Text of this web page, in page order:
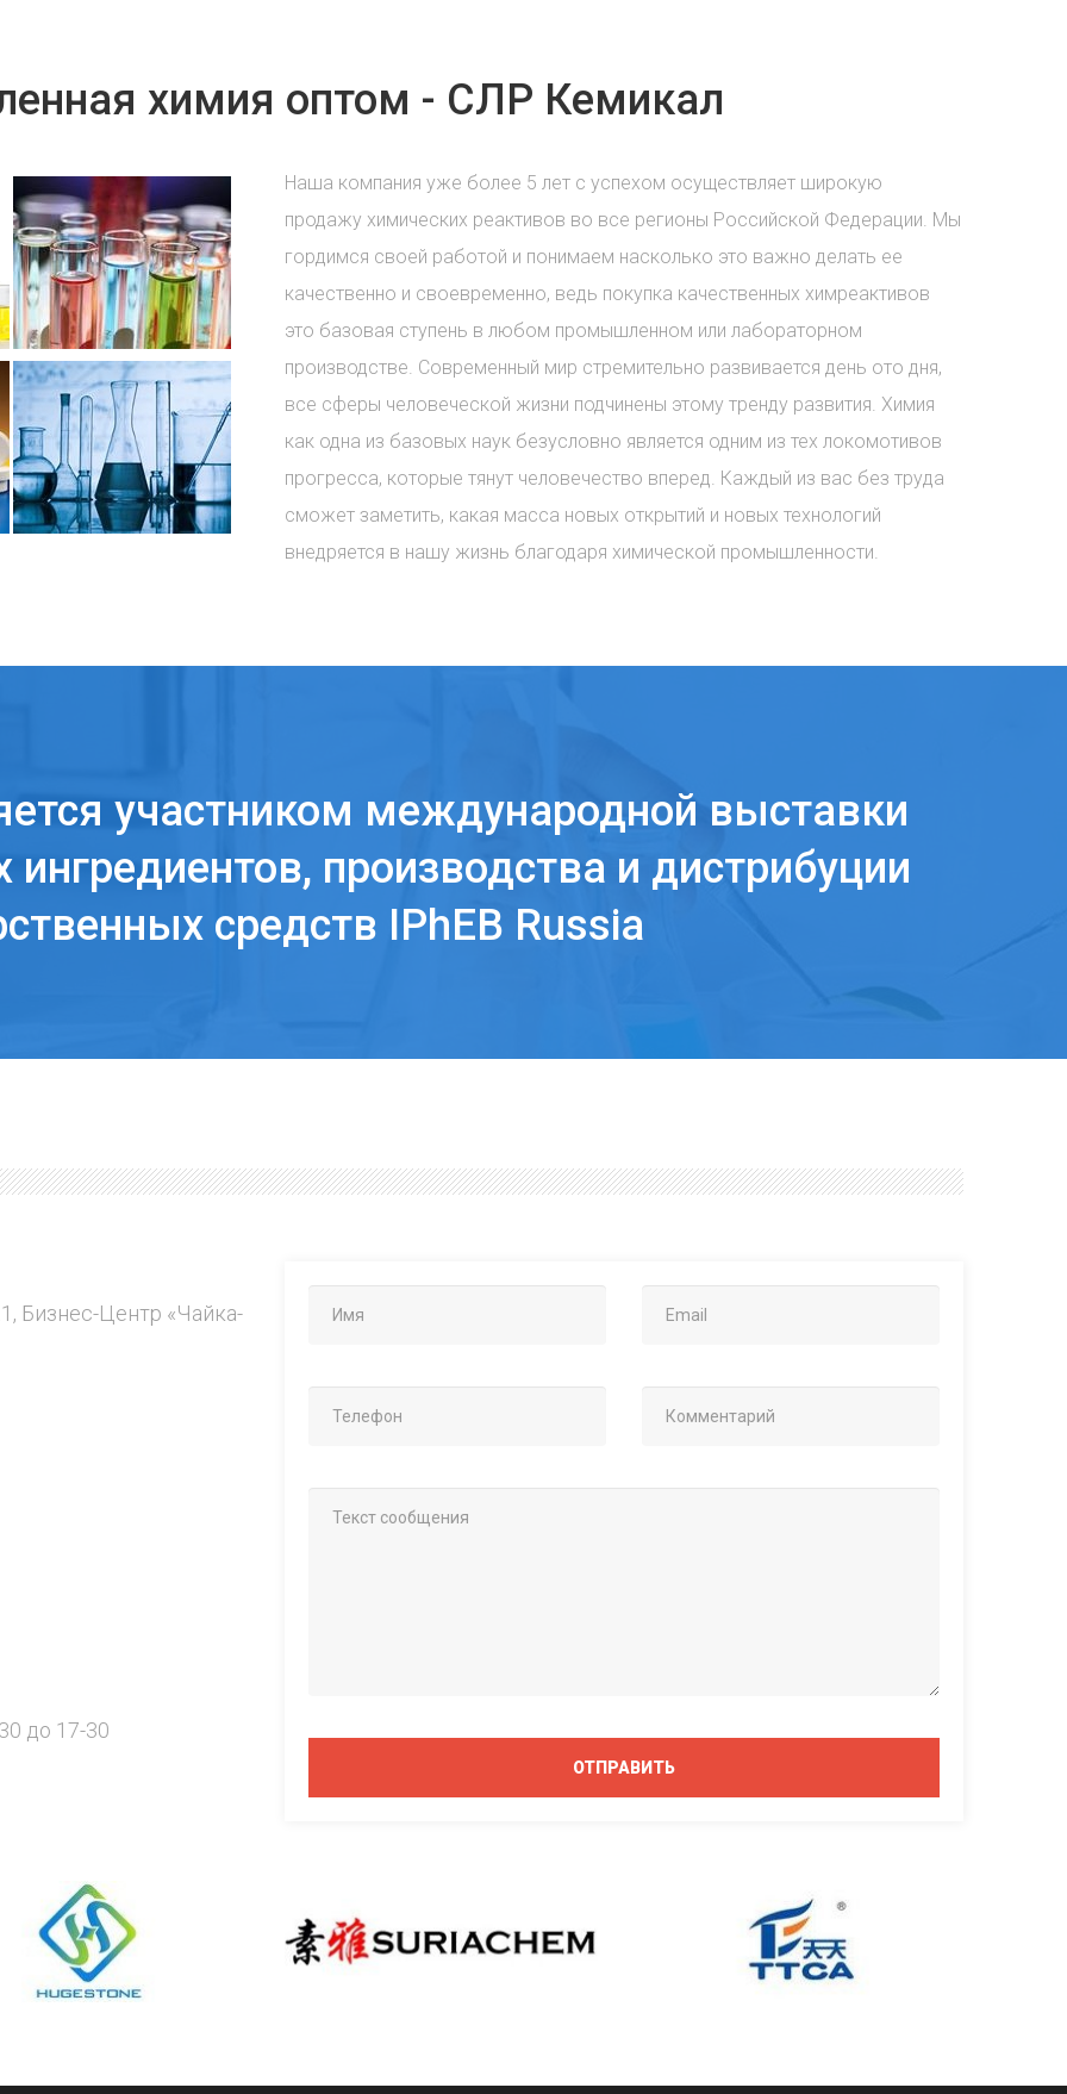
химия оптом - СЛР Кемикал
Наша компания уже более 5 лет с успехом осуществляет широкую
продажу химических реактивов во все регионы Российской Федерации. Мы
гордимся своей работой и понимаем насколько это важно делать ее
качественно и своевременно, ведь покупка качественных химреактивов
это базовая ступень в любом промышленном или лабораторном
производстве. Современный мир стремительно развивается день ото дня,
все сферы человеческой жизни подчинены этому тренду развития. Химия
как одна из базовых наук безусловно является одним из тех локомотивов
прогресса, которые тянут человечество вперед. Каждый из вас без труда
сможет заметить, какая масса новых открытий и новых технологий
внедряется в нашу жизнь благодаря химической промышленности.
участником международной выставки
производства и дистрибуции
средств IPhEB Russia
Бизнес-Центр «Чайка-
до 17-30
ОТПРАВИТЬ